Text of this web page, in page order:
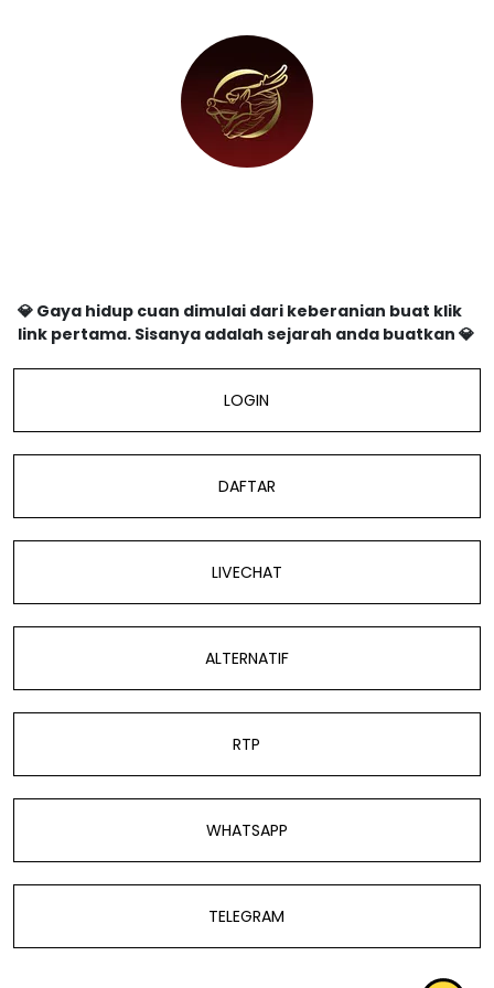
💎 Gaya hidup cuan dimulai dari keberanian buat klik
link pertama. Sisanya adalah sejarah anda buatkan 💎
LOGIN
DAFTAR
LIVECHAT
ALTERNATIF
RTP
WHATSAPP
TELEGRAM